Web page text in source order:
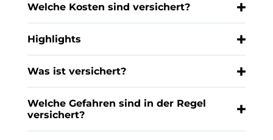
Welche Kosten sind versichert?
Highlights
Was ist versichert?
Welche Gefahren sind in der Regel
versichert?